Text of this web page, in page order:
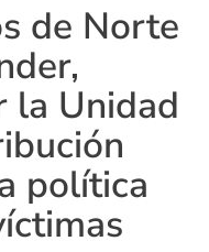
de Norte
la Unidad
política